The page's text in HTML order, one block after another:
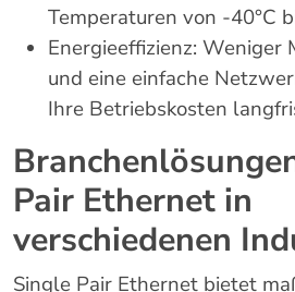
Temperaturen von -40°C
Energieeffizienz: Weniger
und eine einfache
Ihre Betriebskosten
Pair Ethernet in
verschiedenen
Single Pair Ethernet bietet